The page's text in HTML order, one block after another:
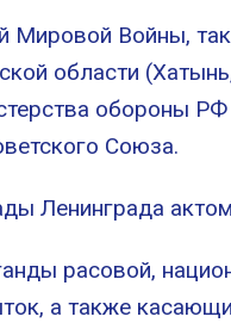
Войны,
области
обороны
Союза.
Ленинграда актом
расовой,
а также